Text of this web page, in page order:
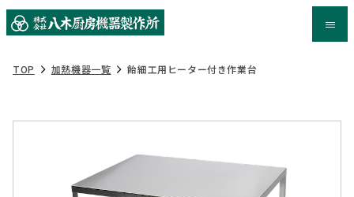
TOP 加熱機器一覧 飴細工用ヒーター付き作業台